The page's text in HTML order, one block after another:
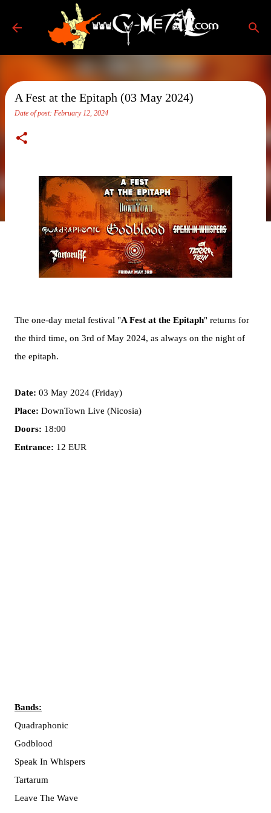
Skip to main content
A Fest at the Epitaph (03 May 2024)
Date of post: February 12, 2024
The one-day metal festival "A Fest at the Epitaph" returns for
the third time, on 3rd of May 2024, as always on the night of
the epitaph.
Date: 03 May 2024 (Friday)
Place: DownTown Live (Nicosia)
Doors: 18:00
Entrance: 12 EUR
Bands:
Quadraphonic
Godblood
Speak In Whispers
Tartarum
Leave The Wave